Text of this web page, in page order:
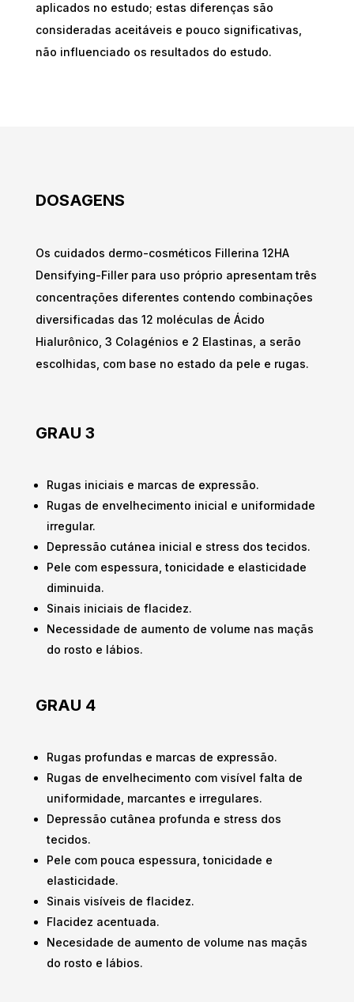
aplicados no estudo; estas diferenças são
consideradas aceitáveis e pouco significativas,
não influenciado os resultados do estudo.
DOSAGENS
Os cuidados dermo-cosméticos Fillerina 12HA
Densifying-Filler para uso próprio apresentam três
concentrações diferentes contendo combinações
diversificadas das 12 moléculas de Ácido
Hialurônico, 3 Colagénios e 2 Elastinas, a serão
escolhidas, com base no estado da pele e rugas.
GRAU 3
Rugas iniciais e marcas de expressão.
Rugas de envelhecimento inicial e uniformidade
irregular.
Depressão cutánea inicial e stress dos tecidos.
Pele com espessura, tonicidade e elasticidade
diminuida.
Sinais iniciais de flacidez.
Necessidade de aumento de volume nas maçãs
do rosto e lábios.
GRAU 4
Rugas profundas e marcas de expressão.
Rugas de envelhecimento com visível falta de
uniformidade, marcantes e irregulares.
Depressão cutânea profunda e stress dos
tecidos.
Pele com pouca espessura, tonicidade e
elasticidade.
Sinais visíveis de flacidez.
Flacidez acentuada.
Necesidade de aumento de volume nas maçãs
do rosto e lábios.